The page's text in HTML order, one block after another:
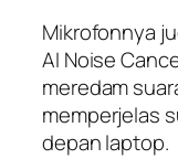
Mikrofonnya
AI Noise
meredam
memperjelas
depan laptop.